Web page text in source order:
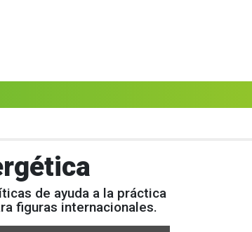
de ayuda a la práctica
figuras internacionales.